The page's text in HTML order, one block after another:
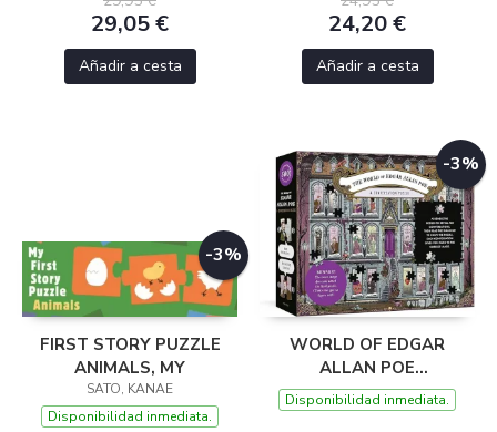
29,05 €
Añadir a cesta
24,20 €
Añadir a cesta
-3%
FIRST STORY PUZZLE
ANIMALS, MY
SATO, KANAE
Disponibilidad inmediata.
-3%
WORLD OF EDGAR
ALLAN POE
CONVERSATION PUZZLE
500 PIECE
Disponibilidad inmediata.